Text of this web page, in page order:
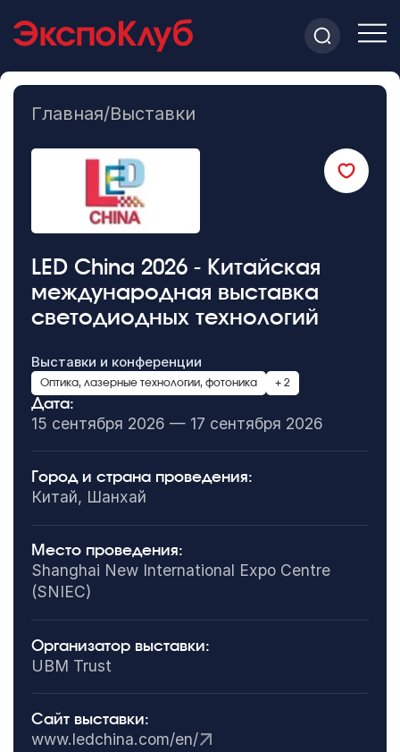
Главная/Выставки
LED China 2026 - Китайская
международная выставка
светодиодных технологий
Выставки и конференции
Оптика, лазерные технологии, фотоника + 2
Дата:
15 сентября 2026 — 17 сентября 2026
Город и страна проведения:
Китай, Шанхай
Место проведения:
Shanghai New International Expo Centre
(SNIEC)
Организатор выставки:
UBM Trust
Сайт выставки:
www.ledchina.com/en/